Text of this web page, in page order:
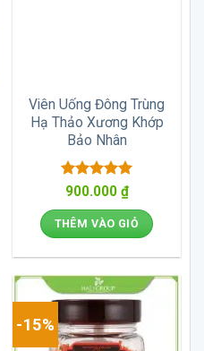
Viên Uống Đông Trùng
Hạ Thảo Xương Khớp
Bảo Nhân
Được xếp
sao
900.000 ₫
THÊM VÀO GIỎ
-15%